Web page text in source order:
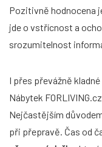
Pozitivně hodnocena
jde o vstřícnost a
srozumitelnost
I přes převážně
Nábytek
Nejčastějším
při přepravě. Čas od